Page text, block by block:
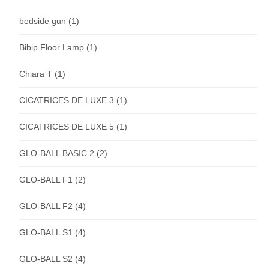
bedside gun (1)
Bibip Floor Lamp (1)
Chiara T (1)
CICATRICES DE LUXE 3 (1)
CICATRICES DE LUXE 5 (1)
GLO-BALL BASIC 2 (2)
GLO-BALL F1 (2)
GLO-BALL F2 (4)
GLO-BALL S1 (4)
GLO-BALL S2 (4)